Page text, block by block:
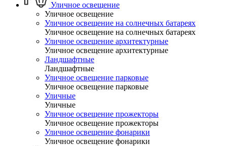
Уличное освещение
Уличное освещение
Уличное освещение на солнечных батареях
Уличное освещение на солнечных батареях
Уличное освещение архитектурные
Уличное освещение архитектурные
Ландшафтные
Ландшафтные
Уличное освещение парковые
Уличное освещение парковые
Уличные
Уличные
Уличное освещение прожекторы
Уличное освещение прожекторы
Уличное освещение фонарики
Уличное освещение фонарики